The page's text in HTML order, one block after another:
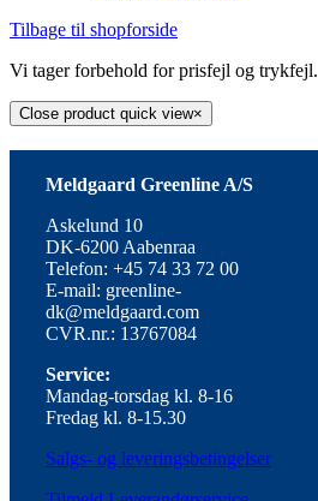
Tilbage til shopforside
Vi tager forbehold for prisfejl og trykfejl.
Close product quick view×
Meldgaard Greenline A/S
Askelund 10
DK-6200 Aabenraa
Telefon: +45 74 33 72 00
E-mail: greenline-
dk@meldgaard.com
CVR.nr.: 13767084
Service:
Mandag-torsdag kl. 8-16
Fredag kl. 8-15.30
Salgs- og leveringsbetingelser